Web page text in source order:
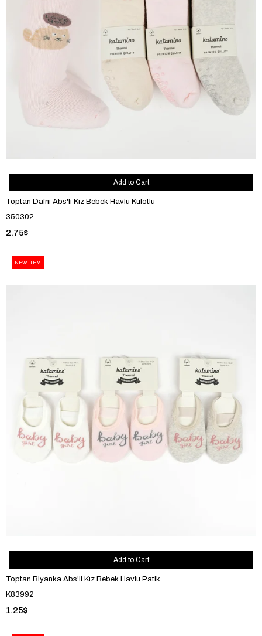
Toptan Dafni Abs'li Kız Bebek Havlu Külotlu
350302
2.75$
Add to Cart
Toptan Biyanka Abs'li Kız Bebek Havlu Patik
K83992
1.25$
Add to Cart
NEW ITEM